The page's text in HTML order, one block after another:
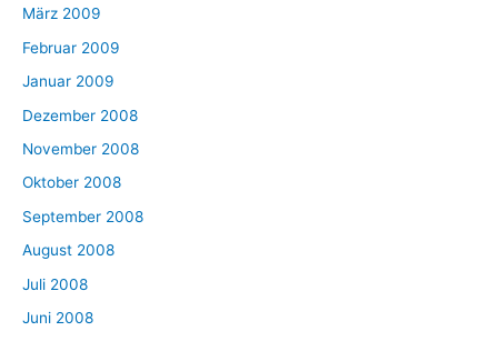
März 2009
Februar 2009
Januar 2009
Dezember 2008
November 2008
Oktober 2008
September 2008
August 2008
Juli 2008
Juni 2008